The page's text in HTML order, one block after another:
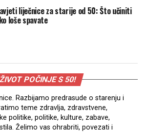
liječnice za starije od 50: Što učiniti
loše spavate
POČINJE S 50!
Razbijamo predrasude o starenju i
teme zdravlja, zdravstvene,
politike, politike, kulture, zabave,
Želimo vas ohrabriti, povezati i